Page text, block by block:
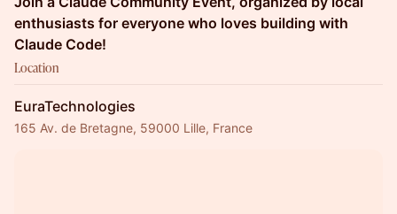
enthusiasts for everyone who loves building with
Claude Code!
Location
EuraTechnologies
165 Av. de Bretagne, 59000 Lille, France